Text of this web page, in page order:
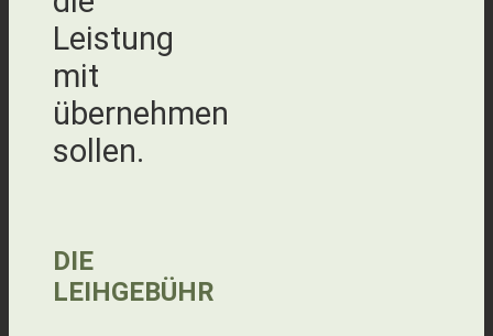
Leistung
mit
übernehmen
sollen.
DIE
LEIHGEBÜHR